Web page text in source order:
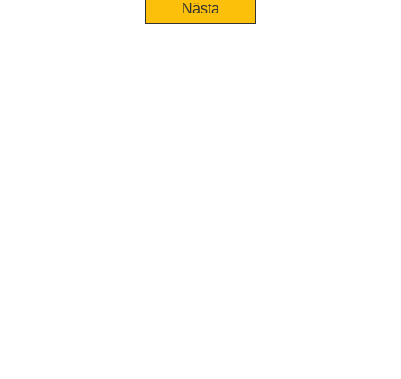
Nästa